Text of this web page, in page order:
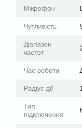
Мікрофон
Чутливість
Діапазон
частот
Час роботи
Радіус дії
Тип
підключення